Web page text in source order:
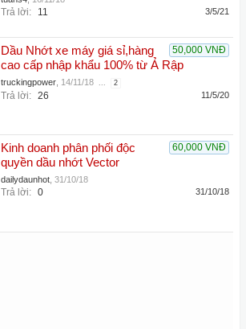
Trả lời: 11 3/5/21
50,000 VNĐ
Dầu Nhớt xe máy giá sỉ,hàng
cao cấp nhập khẩu 100% từ Ả Rập
truckingpower 14/11/18 ... 2
Trả lời: 26 11/5/20
60,000 VNĐ
Kinh doanh phân phối độc
quyền dầu nhớt Vector
dailydaunhot 31/10/18
Trả lời: 0 31/10/18